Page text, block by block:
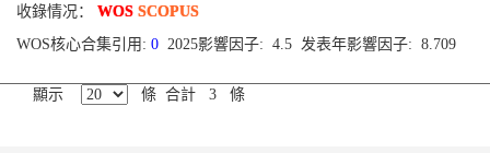
收錄情况： WOS SCOPUS
WOS核心合集引用: 0 2025影響因子: 4.5 发表年影響因子: 8.709
顯示 條 合計 3 條